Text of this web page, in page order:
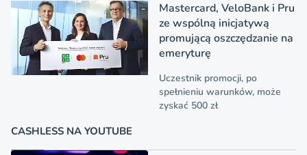
Mastercard, VeloBank i Pru
ze wspólną inicjatywą
promującą oszczędzanie na
emeryturę
Uczestnik promocji, po
spełnieniu warunków, może
zyskać 500 zł
CASHLESS NA YOUTUBE